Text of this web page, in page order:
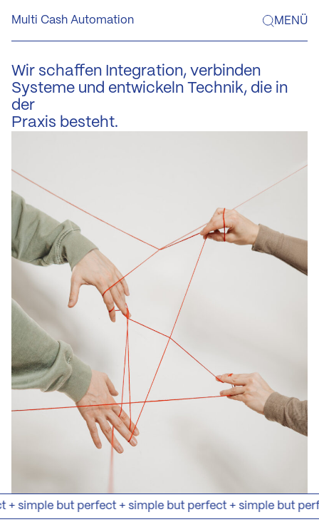
content
Multi Cash Automation MENÜ
Wir schaffen Integration, verbinden
Systeme und entwickeln Technik, die in
der
Praxis besteht.
simple but perfect + simple but perfect + simple but